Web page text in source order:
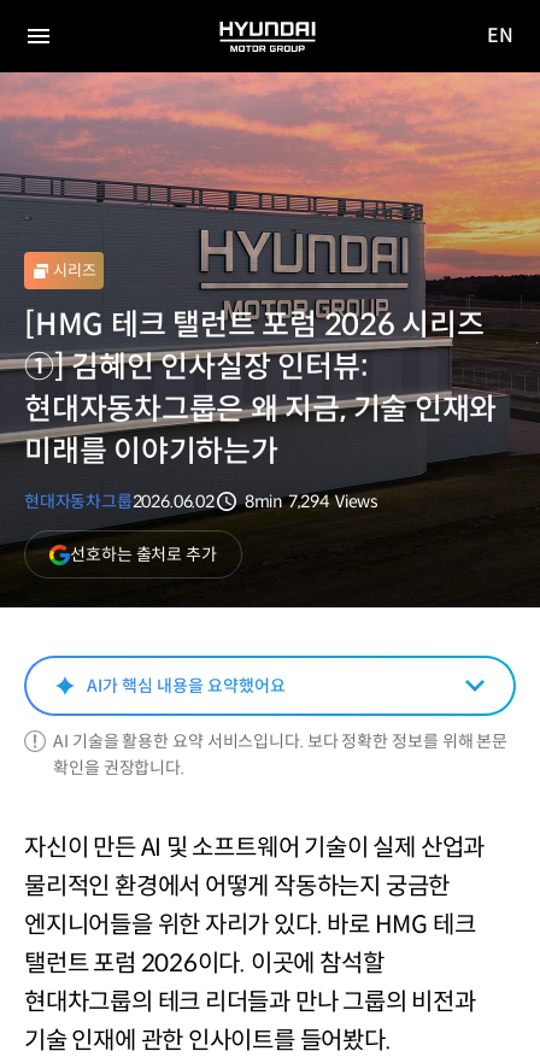
전체
메뉴
HYUNDAI
MOTOR
GROUP
사이
EN
시리즈
[HMG 테크 탤런트 포럼 2026 시리즈
①] 김혜인 인사실장 인터뷰:
현대자동차그룹은 왜 지금, 기술 인재와
미래를 이야기하는가
현대자동차그룹2026.06.02
8min 7,294 Views
선호하는 출처로 추가(새
창
열림)
AI가 핵심 내용을 요약했어요
AI 기술을 활용한 요약 서비스입니다. 보다 정확한 정보를 위해 본문
확인을 권장합니다.
자신이 만든 AI 및 소프트웨어 기술이 실제 산업과
물리적인 환경에서 어떻게 작동하는지 궁금한
엔지니어들을 위한 자리가 있다. 바로 HMG 테크
탤런트 포럼 2026이다. 이곳에 참석할
현대차그룹의 테크 리더들과 만나 그룹의 비전과
기술 인재에 관한 인사이트를 들어봤다.